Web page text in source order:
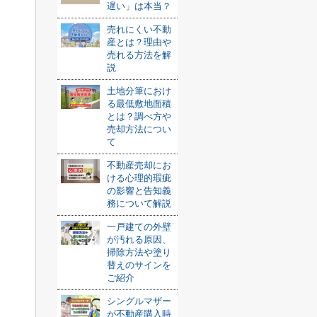
遅い」は本当？
売れにくい不動
産とは？理由や
売れる方法を解
説
土地分筆におけ
る最低敷地面積
とは？調べ方や
売却方法につい
て
不動産売却にお
ける心理的瑕疵
の影響と告知義
務について解説
一戸建ての外壁
が汚れる原因、
掃除方法や塗り
替えのサインを
ご紹介
シングルマザー
が不動産購入時